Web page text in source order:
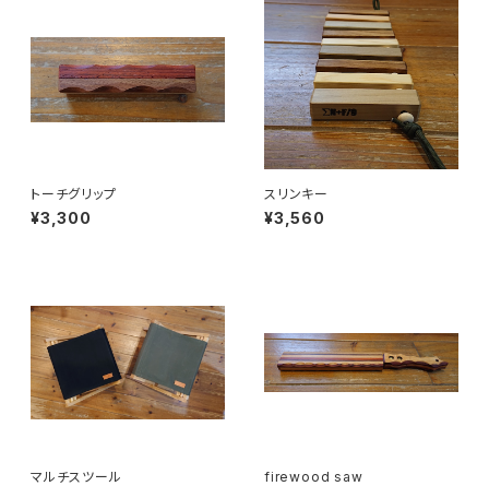
トーチグリップ
¥3,300
スリンキー
¥3,560
マルチスツール firewood saw